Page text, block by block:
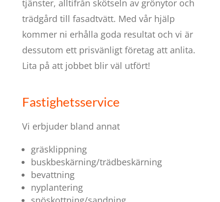
tjänster, alltifrån skötseln av grönytor och
trädgård till fasadtvätt. Med vår hjälp
kommer ni erhålla goda resultat och vi är
dessutom ett prisvänligt företag att anlita.
Lita på att jobbet blir väl utfört!
Fastighetsservice
Vi erbjuder bland annat
gräsklippning
buskbeskärning/trädbeskärning
bevattning
nyplantering